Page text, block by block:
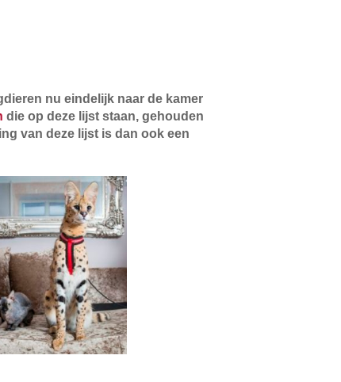
nu eindelijk naar de kamer
die op deze lijst staan, gehouden
van deze lijst is dan ook een